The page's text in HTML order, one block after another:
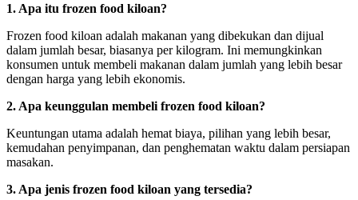
1. Apa itu frozen food kiloan?
Frozen food kiloan adalah makanan yang dibekukan dan dijual
dalam jumlah besar, biasanya per kilogram. Ini memungkinkan
konsumen untuk membeli makanan dalam jumlah yang lebih besar
dengan harga yang lebih ekonomis.
2. Apa keunggulan membeli frozen food kiloan?
Keuntungan utama adalah hemat biaya, pilihan yang lebih besar,
kemudahan penyimpanan, dan penghematan waktu dalam persiapan
masakan.
3. Apa jenis frozen food kiloan yang tersedia?